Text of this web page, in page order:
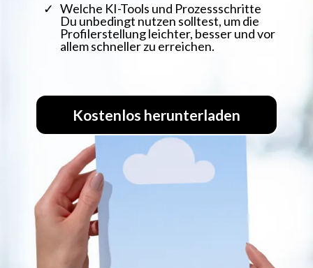
Welche KI-Tools und Prozessschritte
Du unbedingt nutzen solltest, um die
Profilerstellung leichter, besser und vor
allem schneller zu erreichen.
Kostenlos herunterladen